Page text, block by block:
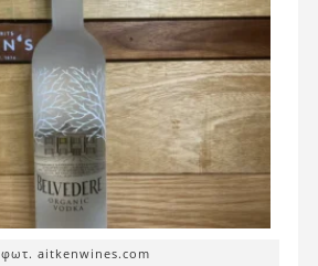
φωτ. aitkenwines.com